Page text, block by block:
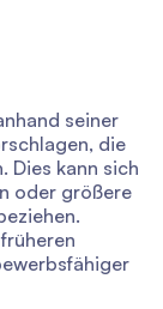
seiner
die
Dies kann sich
oder größere